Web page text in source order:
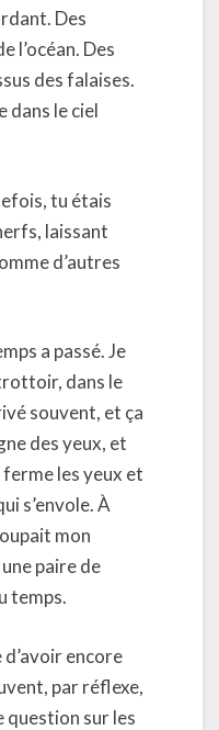
Des
l’océan. Des
des falaises.
dans le ciel
tu étais
laissant
d’autres
a passé. Je
dans le
souvent, et ça
des yeux, et
ferme les yeux et
s’envole. À
mon
paire de
temps.
encore
par réflexe,
question sur les